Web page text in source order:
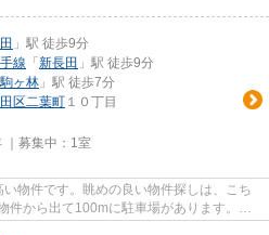
」駅 徒歩9分
線 「 新長田 」駅 徒歩9分
駒ヶ林 」駅 徒歩7分
区二葉町 １０丁目
募集中： 1室
物件です。眺めの良い物件探しは、こち
件から出て100mに駐車場があります。駅